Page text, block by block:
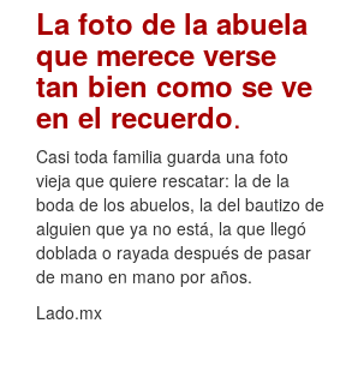
La foto de la abuela
que merece verse
tan bien como se ve
en el recuerdo.
Casi toda familia guarda una foto
vieja que quiere rescatar: la de la
boda de los abuelos, la del bautizo de
alguien que ya no está, la que llegó
doblada o rayada después de pasar
de mano en mano por años.
Lado.mx